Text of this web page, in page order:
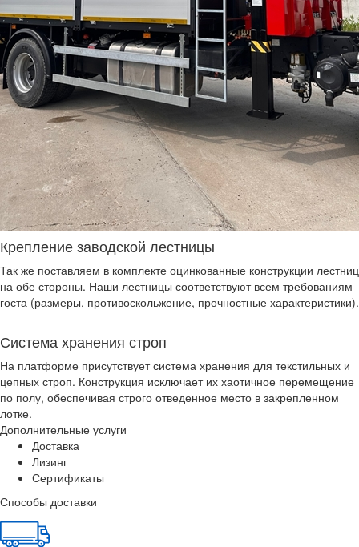
Крепление заводской лестницы
Так же поставляем в комплекте оцинкованные конструкции лестниц
на обе стороны. Наши лестницы соответствуют всем требованиям
госта (размеры, противоскольжение, прочностные характеристики).
Система хранения строп
На платформе присутствует система хранения для текстильных и
цепных строп. Конструкция исключает их хаотичное перемещение
по полу, обеспечивая строго отведенное место в закрепленном
лотке.
Дополнительные услуги
Доставка
Лизинг
Сертификаты
Способы доставки